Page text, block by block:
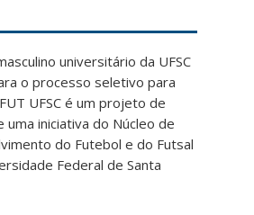
universitário da UFSC
o processo seletivo para
UFSC é um projeto de
iniciativa do Núcleo de
do Futebol e do Futsal
Federal de Santa